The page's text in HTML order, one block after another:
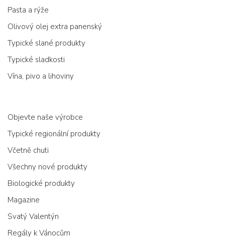
Pasta a rýže
Olivový olej extra panenský
Typické slané produkty
Typické sladkosti
Vína, pivo a lihoviny
Objevte naše výrobce
Typické regionální produkty
Včetně chuti
Všechny nové produkty
Biologické produkty
Magazine
Svatý Valentýn
Regály k Vánocům